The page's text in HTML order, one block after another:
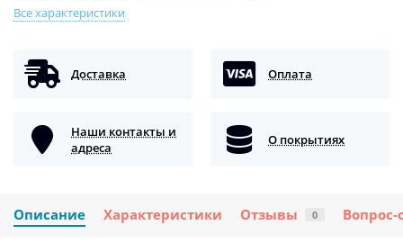
Все характеристики
Доставка Оплата
Наши контакты и
адреса
О покрытиях
Описание Характеристики Отзывы 0 Вопрос-